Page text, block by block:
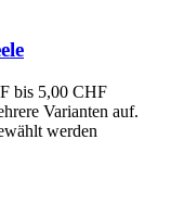
bis 5,00 CHF
Varianten auf.
werden